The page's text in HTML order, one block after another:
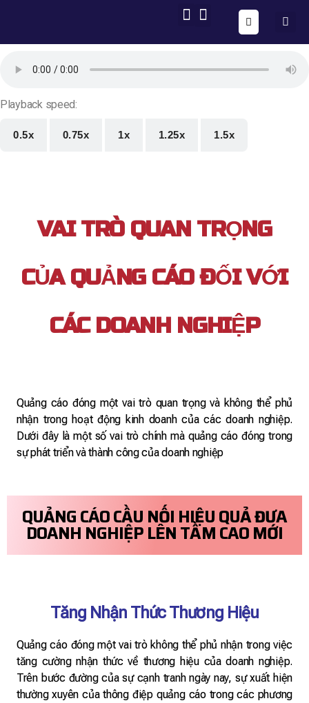
Playback speed:
0.5x 0.75x 1x 1.25x 1.5x
VAI TRÒ QUAN TRỌNG
CỦA QUẢNG CÁO ĐỐI VỚI
CÁC DOANH NGHIỆP
Quảng cáo đóng một vai trò quan trọng và không thể phủ
nhận trong hoạt động kinh doanh của các doanh nghiệp.
Dưới đây là một số vai trò chính mà quảng cáo đóng trong
sự phát triển và thành công của doanh nghiệp
QUẢNG CÁO CẦU NỐI HIỆU QUẢ ĐƯA
DOANH NGHIỆP LÊN TẦM CAO MỚI
Tăng Nhận Thức Thương Hiệu
Quảng cáo đóng một vai trò không thể phủ nhận trong việc
tăng cường nhận thức về thương hiệu của doanh nghiệp.
Trên bước đường của sự cạnh tranh ngày nay, sự xuất hiện
thường xuyên của thông điệp quảng cáo trong các phương